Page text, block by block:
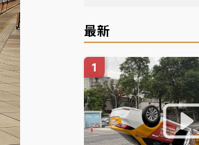
最新